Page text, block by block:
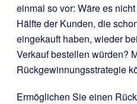
einmal so vor: Wäre es
Hälfte der Kunden, die
eingekauft haben, wieder
Verkauf bestellen würden?
Rückgewinnungsstrategie
Ermöglichen Sie einen